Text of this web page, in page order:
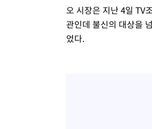
오 시장은 지난 4일 TV
관인데 불신의 대상을
었다.